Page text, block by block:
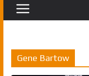
Gene Bartow